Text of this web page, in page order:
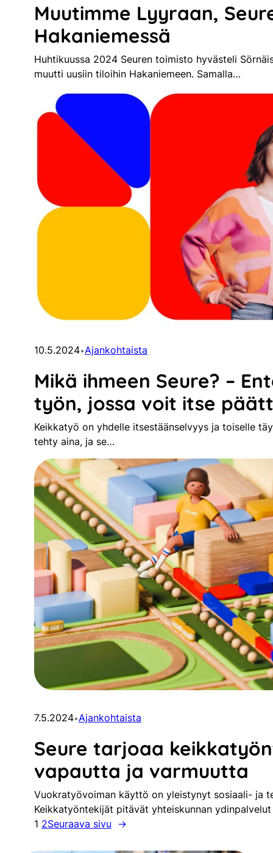
Muutimme Lyyraan,
Hakaniemessä
Huhtikuussa 2024 Seuren toimisto hyvästeli
muutti uusiin tiloihin Hakaniemeen. Samalla…
10.5.2024•Ajankohtaista
Mikä ihmeen Seure? –
työn, jossa voit itse
Keikkatyö on yhdelle itsestäänselvyys ja toiselle
tehty aina, ja se…
7.5.2024•Ajankohtaista
Seure tarjoaa
vapautta ja varmuutta
Vuokratyövoiman käyttö on yleistynyt sosiaali- ja
Keikkatyöntekijät pitävät yhteiskunnan
1 2Seuraava sivu →